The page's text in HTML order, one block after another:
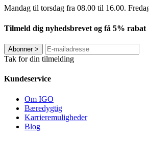
Mandag til torsdag fra 08.00 til 16.00.
Tilmeld dig nyhedsbrevet og få 5% rabat
Abonner>
Tak for din tilmelding
Kundeservice
Om IGO
Bæredygtig
Karrieremuligheder
Blog